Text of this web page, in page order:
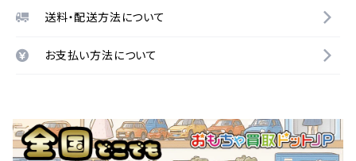
送料・配送方法について
お支払い方法について